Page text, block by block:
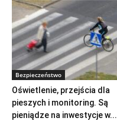
Bezpieczeństwo
Oświetlenie, przejścia dla
pieszych i monitoring. Są
pieniądze na inwestycje w...